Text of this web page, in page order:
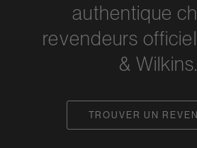
authentique
revendeurs
& Wilkins.
TROUVER UN